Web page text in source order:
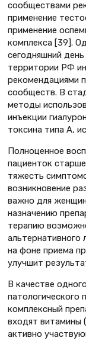
сообществами
применение
применение
комплекса [39].
сегодняшний
территории РФ
рекомендациями
сообществ. В
методы
инъекции
токсина типа А,
Полноценное
пациенток
тяжесть
возникновение
важно для
назначению
терапию
альтернативного
на фоне приема
улучшит
В качестве
комплексный
входят витамины
активно